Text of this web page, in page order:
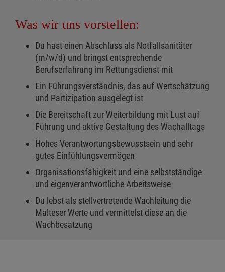
Was wir uns vorstellen:
Du hast einen Abschluss als Notfallsanitäter
(m/w/d) und bringst entsprechende
Berufserfahrung im Rettungsdienst mit
Ein Führungsverständnis, das auf Wertschätzung
und Partizipation ausgelegt ist
Die Bereitschaft zur Weiterbildung mit Lust auf
Führung und aktive Gestaltung des Wachalltags
Hohes Verantwortungsbewusstsein und sehr
gutes Einfühlungsvermögen
Organisationsfähigkeit und eine selbstständige
und eigenverantwortliche Arbeitsweise
Du lebst als stellvertretende Wachleitung die
Malteser Werte und vermittelst diese an die
Wachbesatzung